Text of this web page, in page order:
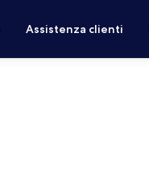
Assistenza clienti